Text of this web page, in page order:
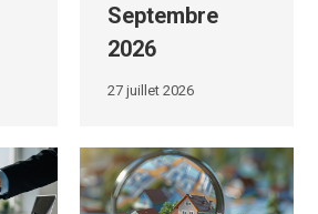
Septembre
2026
27 juillet 2026